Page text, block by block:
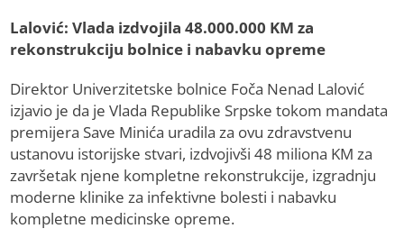
Lalović: Vlada izdvojila 48.000.000 KM za
rekonstrukciju bolnice i nabavku opreme
Direktor Univerzitetske bolnice Foča Nenad Lalović
izjavio je da je Vlada Republike Srpske tokom mandata
premijera Save Minića uradila za ovu zdravstvenu
ustanovu istorijske stvari, izdvojivši 48 miliona KM za
završetak njene kompletne rekonstrukcije, izgradnju
moderne klinike za infektivne bolesti i nabavku
kompletne medicinske opreme.